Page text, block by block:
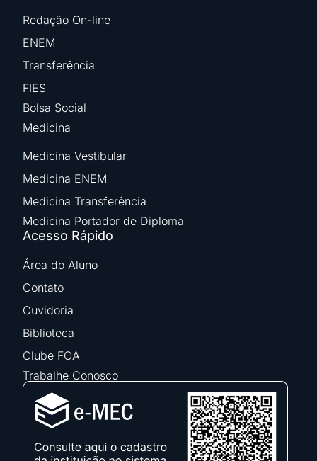
Redação On-line
ENEM
Transferência
FIES
Bolsa Social
Medicina
Medicina Vestibular
Medicina ENEM
Medicina Transferência
Medicina Portador de Diploma
Acesso Rápido
Área do Aluno
Contato
Ouvidoria
Biblioteca
Clube FOA
Trabalhe Conosco